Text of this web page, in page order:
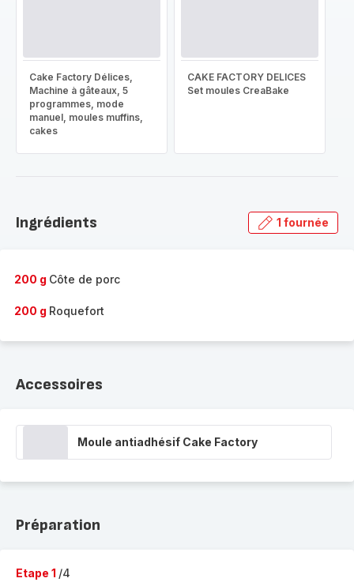
Cake Factory Délices,
Machine à gâteaux, 5
programmes, mode
manuel, moules muffins,
cakes
CAKE FACTORY DELICES
Set moules CreaBake
Ingrédients 1 fournée
200 g Côte de porc
200 g Roquefort
Accessoires
Moule antiadhésif Cake Factory
Préparation
Etape 1 /4